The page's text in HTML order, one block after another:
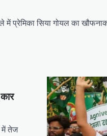
में प्रेमिका सिया गोयल का
में तेज